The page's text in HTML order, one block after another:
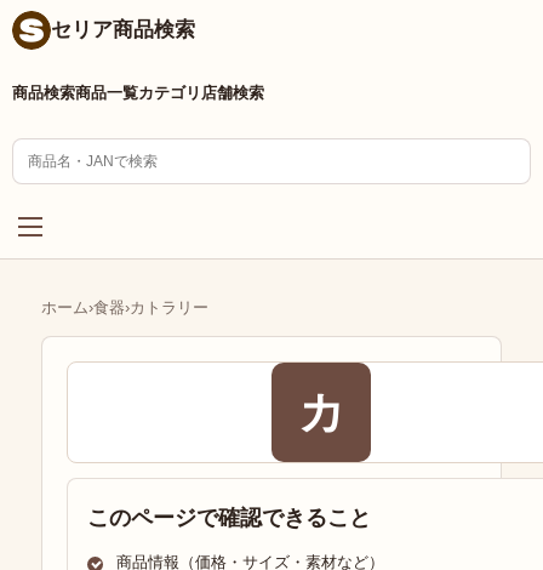
セリア商品検索
商品検索商品一覧カテゴリ 店舗検索
ホーム›食器›カトラリー
カ
このページで確認できること
商品情報（価格・サイズ・素材など）